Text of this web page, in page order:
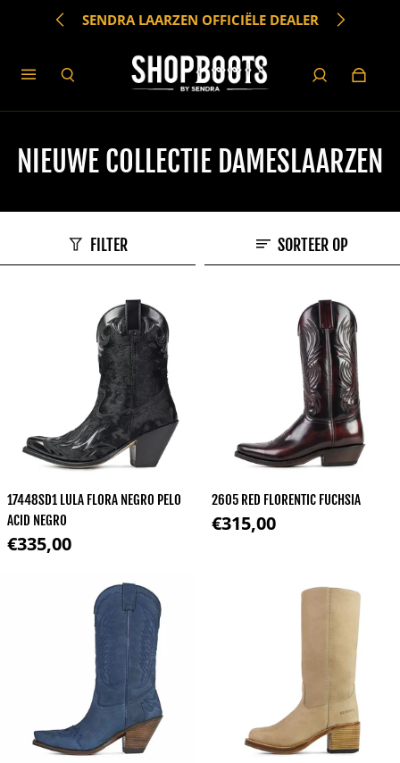
SENDRA LAARZEN OFFICIËLE DEALER
WHATSAPP +34 636492712
NIEUWE COLLECTIE DAMESLAARZEN
FILTER SORTEER OP
17448SD1 LULA FLORA NEGRO PELO
ACID NEGRO
Normale prijs
€335,00
2605 RED FLORENTIC FUCHSIA
Normale prijs
€315,00